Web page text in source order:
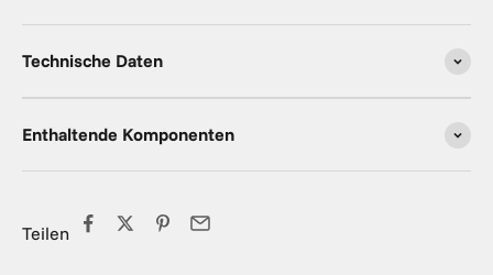
Technische Daten
Enthaltende Komponenten
Teilen